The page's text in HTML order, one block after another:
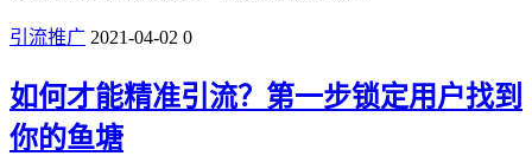
引流推广 2021-04-02 0
如何才能精准引流？第一步锁定用户找到
你的鱼塘